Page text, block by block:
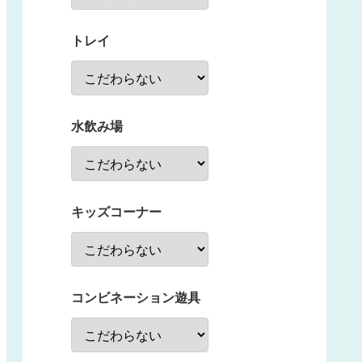
トレイ
水飲み場
キッズコーナー
コンビネーション遊具